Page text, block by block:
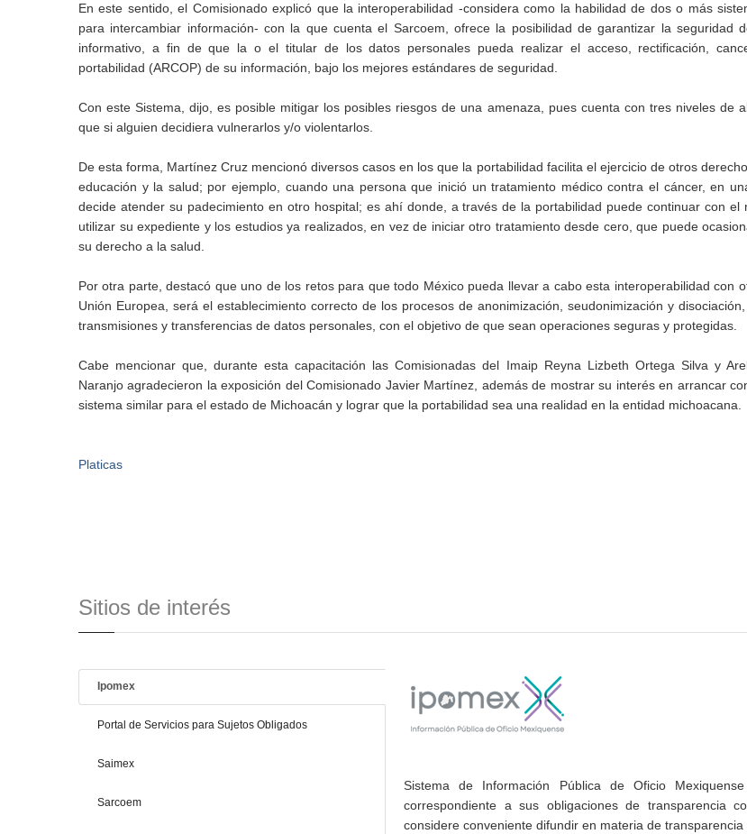
En este sentido, el Comisionado explicó que la interoperabilidad -considera como la habilidad de dos o más
para intercambiar información- con la que cuenta el Sarcoem, ofrece la posibilidad de garantizar la seguridad
informativo, a fin de que la o el titular de los datos personales pueda realizar el acceso, rectificación,
portabilidad (ARCOP) de su información, bajo los mejores estándares de seguridad.
Con este Sistema, dijo, es posible mitigar los posibles riesgos de una amenaza, pues cuenta con tres niveles de
que si alguien decidiera vulnerarlos y/o violentarlos.
De esta forma, Martínez Cruz mencionó diversos casos en los que la portabilidad facilita el ejercicio de otros
educación y la salud; por ejemplo, cuando una persona que inició un tratamiento médico contra el cáncer, en
decide atender su padecimiento en otro hospital; es ahí donde, a través de la portabilidad puede continuar con el
utilizar su expediente y los estudios ya realizados, en vez de iniciar otro tratamiento desde cero, que puede
su derecho a la salud.
Por otra parte, destacó que uno de los retos para que todo México pueda llevar a cabo esta interoperabilidad con
Unión Europea, será el establecimiento correcto de los procesos de anonimización, seudonimización y
transmisiones y transferencias de datos personales, con el objetivo de que sean operaciones seguras y protegidas.
Cabe mencionar que, durante esta capacitación las Comisionadas del Imaip Reyna Lizbeth Ortega Silva y
Naranjo agradecieron la exposición del Comisionado Javier Martínez, además de mostrar su interés en arrancar
sistema similar para el estado de Michoacán y lograr que la portabilidad sea una realidad en la entidad michoacana.
Platicas
Sitios de interés
Ipomex
Portal de Servicios para Sujetos Obligados
Saimex
Sarcoem
Sistema de Información Pública de Oficio
correspondiente a sus obligaciones de transparencia
considere conveniente difundir en materia de transparencia